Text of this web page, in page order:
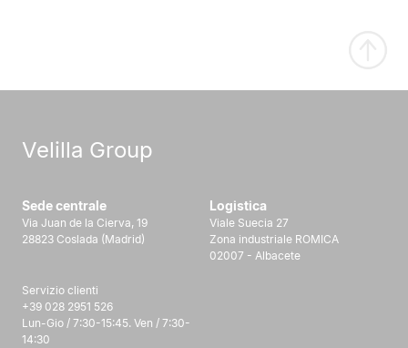
Velilla Group
Sede centrale
Via Juan de la Cierva, 19
28823 Coslada (Madrid)
Logistica
Viale Suecia 27
Zona industriale ROMICA
02007 - Albacete
Servizio clienti
+39 028 2951 526
Lun-Gio / 7:30-15:45. Ven / 7:30-
14:30